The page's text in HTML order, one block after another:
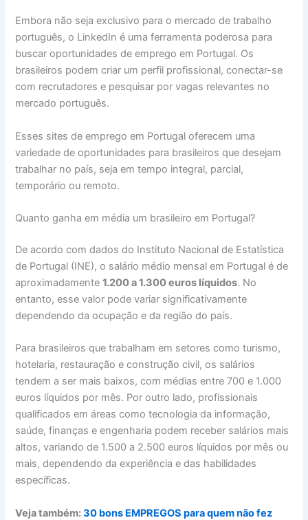
Embora não seja exclusivo para o mercado de trabalho
português, o LinkedIn é uma ferramenta poderosa para
buscar oportunidades de emprego em Portugal. Os
brasileiros podem criar um perfil profissional, conectar-se
com recrutadores e pesquisar por vagas relevantes no
mercado português.
Esses sites de emprego em Portugal oferecem uma
variedade de oportunidades para brasileiros que desejam
trabalhar no país, seja em tempo integral, parcial,
temporário ou remoto.
Quanto ganha em média um brasileiro em Portugal?
De acordo com dados do Instituto Nacional de Estatística
de Portugal (INE), o salário médio mensal em Portugal é de
aproximadamente1.200 a 1.300 euros líquidos. No
entanto, esse valor pode variar significativamente
dependendo da ocupação e da região do país.
Para brasileiros que trabalham em setores como turismo,
hotelaria, restauração e construção civil, os salários
tendem a ser mais baixos, com médias entre 700 e 1.000
euros líquidos por mês. Por outro lado, profissionais
qualificados em áreas como tecnologia da informação,
saúde, finanças e engenharia podem receber salários mais
altos, variando de 1.500 a 2.500 euros líquidos por mês ou
mais, dependendo da experiência e das habilidades
específicas.
Veja também:30 bons EMPREGOS para quem não fez